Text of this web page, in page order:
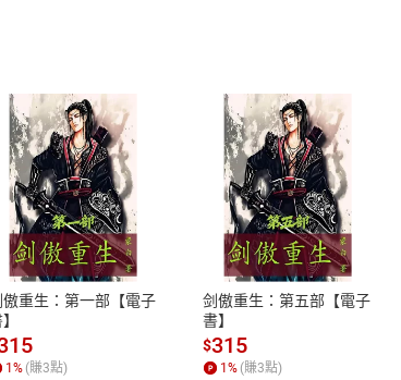
、AFTEE
退換貨規範
本店是否提供消費者保護法七日猶
之權利，遽消費者保護法及通訊交
除權合理例外情事適用準則，依商
質各有不同規定。詳細退換貨說明
照各商品說明。
傲重生：第一部【電子
1 % (賺3點)
剑傲重生：第五部【電子
書】
$315
1 % (賺3點)